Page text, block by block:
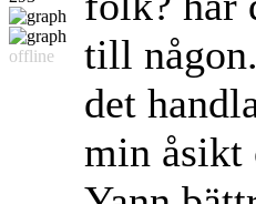
offline
till
det
min åsikt